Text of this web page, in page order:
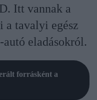
Itt vannak a
a tavalyi egész
eladásokról.
forrásként a